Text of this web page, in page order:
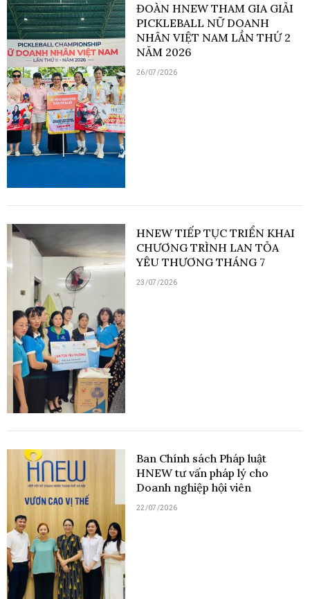
ĐOÀN HNEW THAM GIA GIẢI
PICKLEBALL NỮ DOANH
NHÂN VIỆT NAM LẦN THỨ 2
NĂM 2026
26/07/2026
HNEW TIẾP TỤC TRIỂN KHAI
CHƯƠNG TRÌNH LAN TỎA
YÊU THƯƠNG THÁNG 7
23/07/2026
Ban Chính sách Pháp luật
HNEW tư vấn pháp lý cho
Doanh nghiệp hội viên
22/07/2026